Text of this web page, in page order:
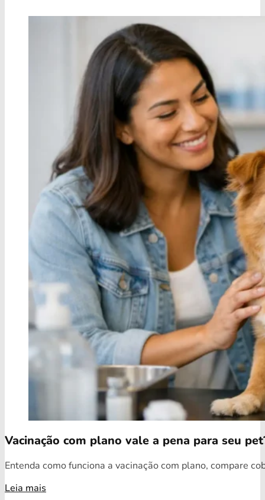
Vacinação com plano vale a pena para seu
Entenda como funciona a vacinação com plano, compare
Leia mais